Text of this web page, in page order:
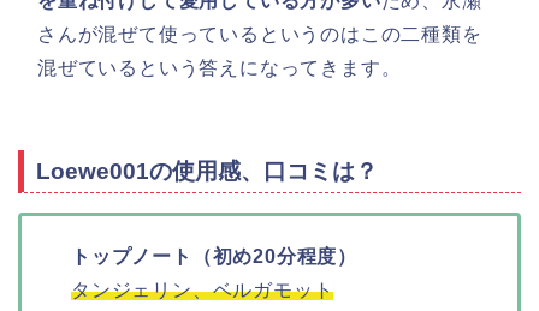
さんが混ぜて使っているというのはこの二種類を
混ぜているという答えになってきます。
Loewe001の使用感、口コミは？
トップノート（初め20分程度）
タンジェリン、ベルガモット